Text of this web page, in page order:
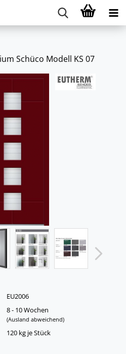
Schü­co Mo­dell KS 07
EU2006
8 - 10 Wochen
(Ausland abweichend)
120kg je Stück